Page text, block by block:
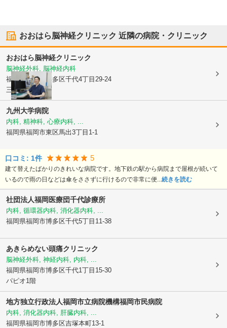
おおはら脳神経クリニック 近隣の病院・クリニック
おおはら脳神経クリニック
脳神経外科, 脳神経内科
福岡県福岡市博多区千代4丁目29-24
三原第3ビル2F
九州大学病院
内科, 精神科, 心療内科, ...
福岡県福岡市東区馬出3丁目1-1
口コミ: 1件 5
建て替えたばかりのきれいな病院です。地下鉄の駅から病院まで屋根が続いて
いるので雨の日などは傘をささずに行けるので非常に便...続きを読む
社団法人福岡医療団千代診療所
内科, 循環器内科, 消化器内科, ...
福岡県福岡市博多区千代5丁目11-38
あきらめない頭痛クリニック
脳神経外科, 神経内科, 内科, ...
福岡県福岡市博多区千代1丁目15-30
パピオ1階
地方独立行政法人福岡市立病院機構福岡市民病院
内科, 消化器内科, 肝臓内科, ...
福岡県福岡市博多区吉塚本町13-1